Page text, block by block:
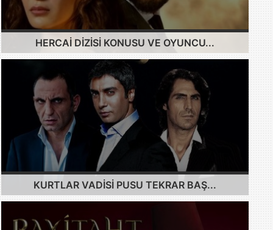
HERCAI DIZISI KONUSU VE OYUNCU...
KURTLAR VADISI PUSU TEKRAR BAŞ...